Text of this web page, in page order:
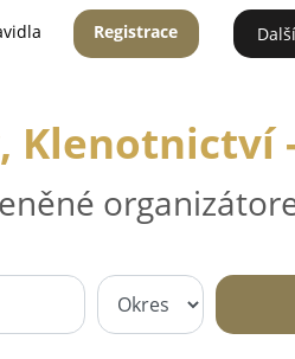
Registrace
Klenotnictví